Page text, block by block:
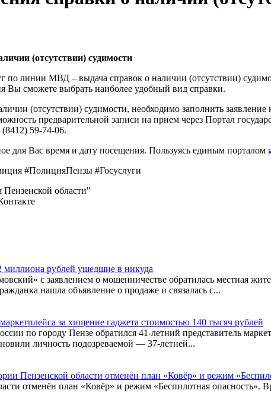
(отсутствии) судимости
по линии МВД – выдача справок о наличии (отсутствии)
Вы сможете выбрать наиболее удобный вид справки.
(отсутствии) судимости, необходимо заполнить заявление
предварительной записи на прием через Портал
59-74-06.
для Вас время и дату посещения. Пользуясь единым порталом
#ПолицияПензы #Госуслуги
области"
миллиона рублей ушедшие в никуда
с заявлением о мошенничестве обратилась местная
нашла объявление о продаже и связалась с...
за хищение гаджета стоимостью 140 тысяч рублей
по городу Пензе обратился 41-летний представитель
личность подозреваемой — 37-летней...
Пензенской области отменён план «Ковёр» и режим
отменён план «Ковёр» и режим «Беспилотная опасность».